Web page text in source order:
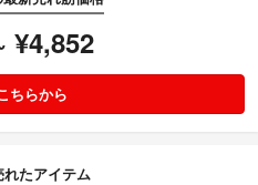
¥4,852
ちらから
たアイテム